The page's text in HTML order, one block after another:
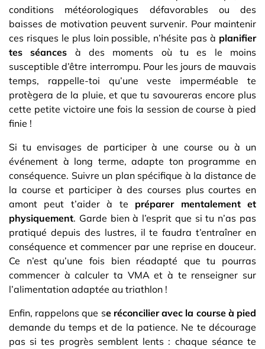
conditions météorologiques défavorables ou des
baisses de motivation peuvent survenir. Pour maintenir
ces risques le plus loin possible, n’hésite pas à planifier
tes séances à des moments où tu es le moins
susceptible d’être interrompu. Pour les jours de mauvais
temps, rappelle-toi qu’une veste imperméable te
protègera de la pluie, et que tu savoureras encore plus
cette petite victoire une fois la session de course à pied
finie !
Si tu envisages de participer à une course ou à un
événement à long terme, adapte ton programme en
conséquence. Suivre un plan spécifique à la distance de
la course et participer à des courses plus courtes en
amont peut t’aider à te préparer mentalement et
physiquement. Garde bien à l’esprit que si tu n’as pas
pratiqué depuis des lustres, il te faudra t’entraîner en
conséquence et commencer par une reprise en douceur.
Ce n’est qu’une fois bien réadapté que tu pourras
commencer à calculer ta VMA et à te renseigner sur
l’alimentation adaptée au triathlon !
Enfin, rappelons que se réconcilier avec la course à pied
demande du temps et de la patience. Ne te décourage
pas si tes progrès semblent lents : chaque séance te